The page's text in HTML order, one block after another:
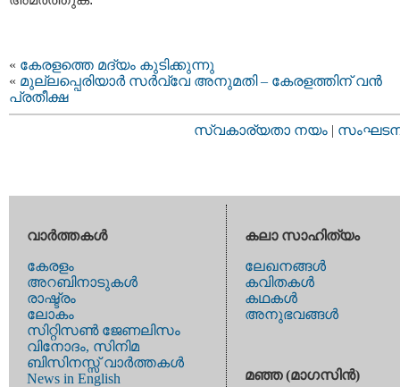
« കേരളത്തെ മദ്യം കുടിക്കുന്നു
« മുല്ലപ്പെരിയാര്‍ സര്‍‌വ്വേ അനുമതി – കേരളത്തിന് വന്‍
പ്രതീക്ഷ
സ്വകാര്യതാ നയം |
വാര്‍ത്തകള്‍
കേരളം
അറബിനാടുകള്‍
രാഷ്ട്രം
ലോകം
സിറ്റിസണ്‍ ജേണലിസം
വിനോദം, സിനിമ
ബിസിനസ്സ് വാര്‍ത്തകള്‍
News in English
കലാ സാഹിത്യം
ലേഖനങ്ങള്‍
കവിതകള്‍
കഥകള്‍
അനുഭവങ്ങള്‍
മഞ്ഞ (മാഗസിന്‍)